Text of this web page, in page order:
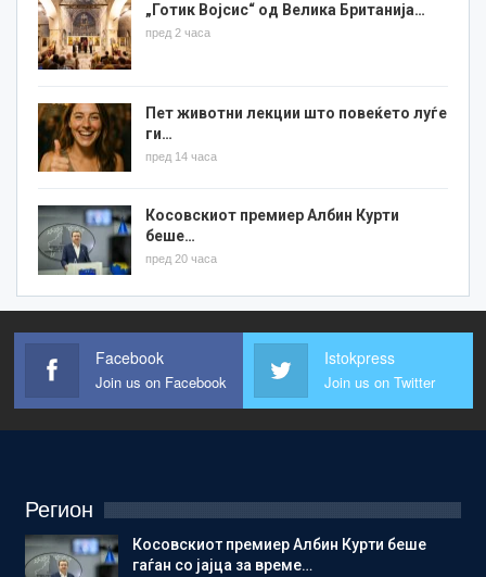
„Готик Војсис“ од Велика Британија…
пред 2 часа
Пет животни лекции што повеќето луѓе
ги…
пред 14 часа
Косовскиот премиер Албин Курти
беше…
пред 20 часа
Facebook
Join us on Facebook
Istokpress
Join us on Twitter
Регион
Косовскиот премиер Албин Курти беше
гаѓан со јајца за време…